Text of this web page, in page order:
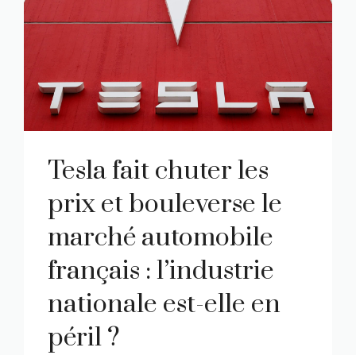
Tesla fait chuter les
prix et bouleverse le
marché automobile
français : l’industrie
nationale est-elle en
péril ?